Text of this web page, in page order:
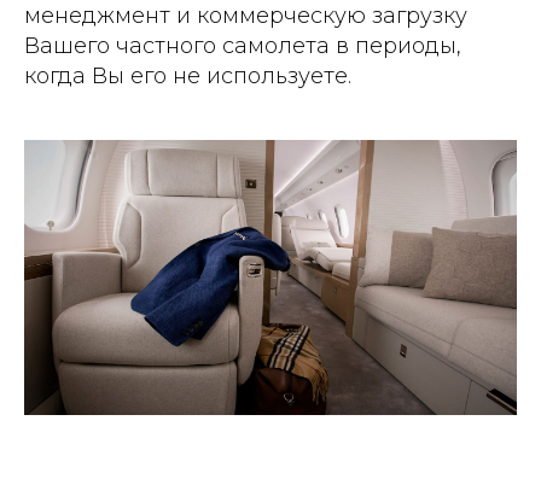
менеджмент и коммерческую загрузку
Вашего частного самолета в периоды,
когда Вы его не используете.